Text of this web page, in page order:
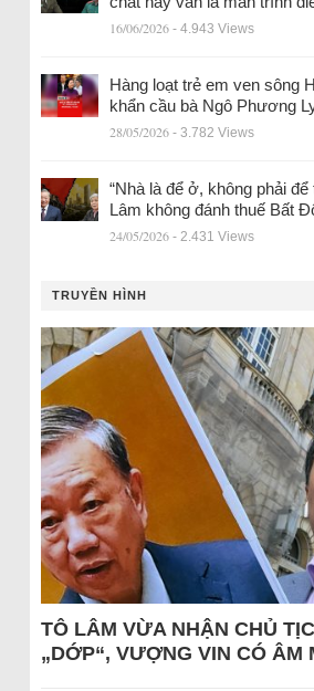
16/06/2026 - 4.943 Views
Hàng loạt trẻ em ven sông
khẩn cầu bà Ngô Phương
28/05/2026 - 3.782 Views
“Nhà là để ở, không phải
Lâm không đánh thuế Bất
24/05/2026 - 2.431 Views
TRUYỀN HÌNH
TÔ LÂM VỪA NHẬN CHỦ
„DỚP“, VƯỢNG VIN CÓ ÂM